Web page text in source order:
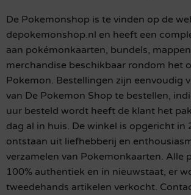
De Pokemonshop is te vinden op de
depokemonshop.nl en heeft een
aan pokémonkaarten, bundels,
merchandise beschikbaar rondom het
Pokemon. Bestellingen zijn eenvoudig
van De Pokemon Shop te bestellen,
uur besteld wordt heeft de klant het
dag al in huis. De winkel is opgericht in
ontstaan uit liefhebberij en
verzamelen van Pokemonkaarten. Alle
100% authentiek en in nieuwstaat, er
tweedehands artikelen verkocht.